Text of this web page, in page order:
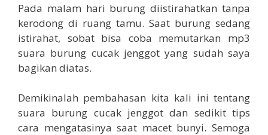
Pada malam hari burung diistirahatkan tanpa
kerodong di ruang tamu. Saat burung sedang
istirahat, sobat bisa coba memutarkan mp3
suara burung cucak jenggot yang sudah saya
bagikan diatas.
Demikinalah pembahasan kita kali ini tentang
suara burung cucak jenggot dan sedikit tips
cara mengatasinya saat macet bunyi. Semoga